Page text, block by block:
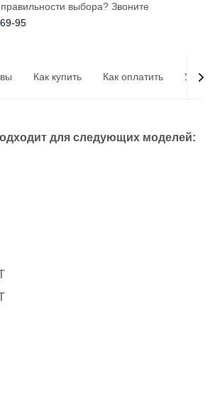
выбора? Звоните
95
Как купить Как оплатить
для следующих моделей: